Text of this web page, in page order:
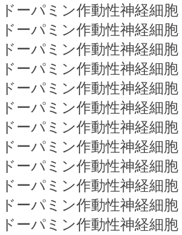
ドーパミン作動性神経細
ドーパミン作動性神経細
ドーパミン作動性神経細
ドーパミン作動性神経細
ドーパミン作動性神経細
ドーパミン作動性神経細
ドーパミン作動性神経細
ドーパミン作動性神経細
ドーパミン作動性神経細
ドーパミン作動性神経細
ドーパミン作動性神経細
ドーパミン作動性神経細